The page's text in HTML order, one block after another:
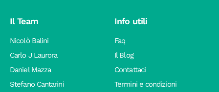
Il Team
Nicolò Balini
Carlo J Laurora
Daniel Mazza
Stefano Cantarini
Info utili
Faq
Il Blog
Contattaci
Termini e condizioni